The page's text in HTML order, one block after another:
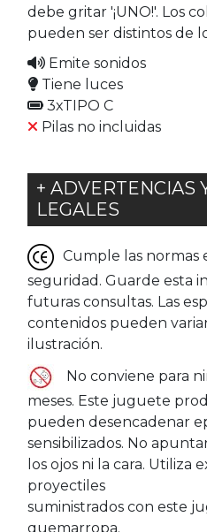
debe gritar '¡UNO!'. Los
pueden ser distintos de
Emite sonidos
Tiene luces
3xTIPO C
Pilas no incluidas
+ ADVERTENCIAS
LEGALES
Cumple las normas
seguridad. Guarde esta
futuras consultas. Las
contenidos pueden
ilustración.
No conviene para
meses. Este juguete
pueden desencadenar
sensibilizados. No
los ojos ni la cara. Utiliza
proyectiles
suministrados con este
quemarropa.